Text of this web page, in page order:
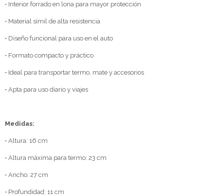
• Interior forrado en lona para mayor protección
• Material símil de alta resistencia
• Diseño funcional para uso en el auto
• Formato compacto y práctico
• Ideal para transportar termo, mate y accesorios
• Apta para uso diario y viajes
Medidas:
• Altura: 16 cm
• Altura máxima para termo: 23 cm
• Ancho: 27 cm
• Profundidad: 11 cm